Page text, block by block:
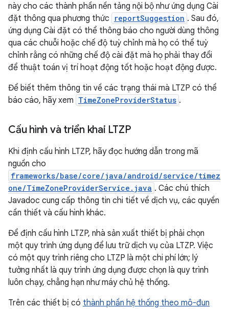
này cho các thành phần nền tảng nội bộ như ứng dụng Cài
đặt thông qua phương thức
reportSuggestion . Sau đó,
ứng dụng Cài đặt có thể thông báo cho người dùng thông
qua các chuỗi hoặc chế độ tuỳ chỉnh mà họ có thể tuỳ
chỉnh rằng có những chế độ cài đặt mà họ phải thay đổi
để thuật toán vị trí hoạt động tốt hoặc hoạt động được.
Để biết thêm thông tin về các trạng thái mà LTZP có thể
báo cáo, hãy xem TimeZoneProviderStatus .
Cấu hình và triển khai LTZP
Khi định cấu hình LTZP, hãy đọc hướng dẫn trong mã
nguồn cho
frameworks/base/core/java/android/service/timez
one/TimeZoneProviderService.java . Các chú thích
Javadoc cung cấp thông tin chi tiết về dịch vụ, các quyền
cần thiết và cấu hình khác.
Để định cấu hình LTZP, nhà sản xuất thiết bị phải chọn
một quy trình ứng dụng để lưu trữ dịch vụ của LTZP. Việc
có một quy trình riêng cho LTZP là một chi phí lớn; lý
tưởng nhất là quy trình ứng dụng được chọn là quy trình
luôn chạy, chẳng hạn như máy chủ hệ thống.
Trên các thiết bị có thành phần hệ thống theo mô-đun